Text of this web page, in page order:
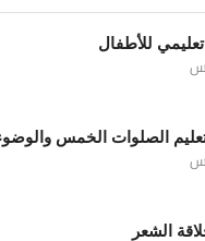
للأطفال
الصلوات الخمس
الشعر